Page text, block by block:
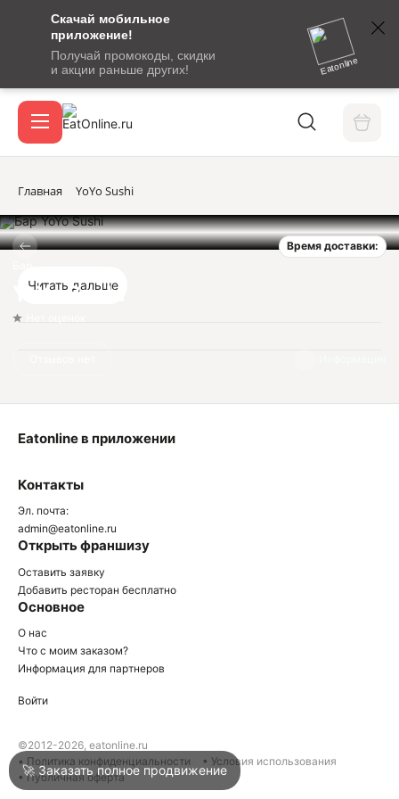
Скачай мобильное
приложение!
Получай промокоды, скидки
и акции раньше других!
Eatonline
сообщение
кодом
подтверждения
Акции
Войти
Написать в техподдержку
Главная YoYo Sushi
Время доставки:
YoYo Sushi
Читать дальше
Контакты
Эл. почта:
admin@eatonline.ru
Открыть франшизу
Оставить заявку
Добавить ресторан бесплатно
Основное
О нас
Что с моим заказом?
Информация для партнеров
Eatonline в приложении
Войти
©2012-2026, eatonline.ru
• Политика конфиденциальности
• Условия использования
• Публичная оферта
🚀 Заказать полное продвижение